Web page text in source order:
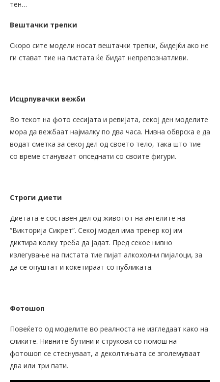
тен…
Вештачки трепки
Скоро сите модели носат вештачки трепки, бидејќи ако не
ги стават тие на пистата ќе бидат непрепознатливи.
Исцрпувачки вежби
Во текот на фото сесијата и ревијата, секој ден моделите
мора да вежбаат најмалку по два часа. Нивна обврска е да
водат сметка за секој дел од своето тело, така што тие
со време стануваат опседнати со своите фигури.
Строги диети
Диетата е составен дел од животот на ангелите на
“Викторија Сикрет“. Секој модел има тренер кој им
диктира колку треба да јадат. Пред секое нивно
излегување на пистата тие пијат алкохолни пијалоци, за
да се опуштат и кокетираат со публиката.
Фотошоп
Повеќето од моделите во реалноста не изгледаат како на
сликите. Нивните бутини и струкови со помош на
фотошоп се стеснуваат, а деколтињата се зголемуваат
два или три пати.